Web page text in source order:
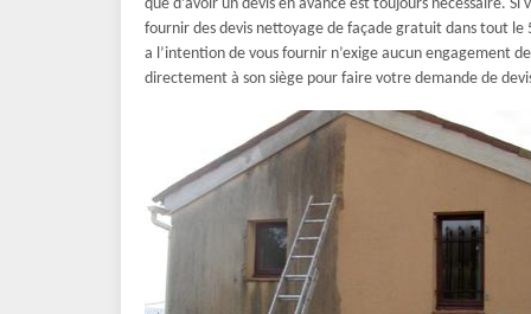
que d’avoir un devis en avance est toujours nécessaire.
fournir des devis nettoyage de façade gratuit dans tout
a l’intention de vous fournir n’exige aucun engagement
directement à son siège pour faire votre demande de